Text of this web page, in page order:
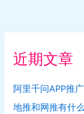
近期文章
阿里千问APP推
地推和网推有什